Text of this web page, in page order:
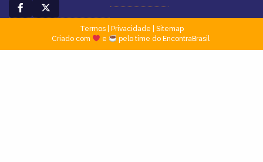
Termos| Privacidade
Sitemap
Criado com
e pelo time do EncontraBrasil